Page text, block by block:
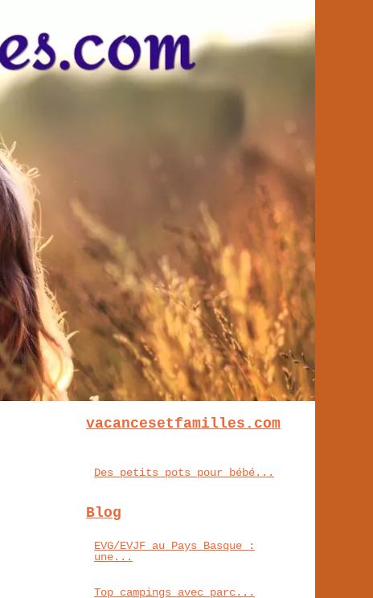
vacancesetfamilles.com
Des petits pots pour bébé...
Blog
EVG/EVJF au Pays Basque :
une...
Top campings avec parc...